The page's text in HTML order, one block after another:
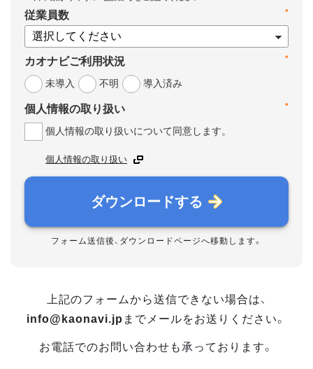
*
従業員数
*
カオナビご利用状況
未導入
不明 導入済み
*
個人情報の取り扱い
個人情報の取り扱いについて同意します。
個人情報の取り扱い
ダウンロードする
フォーム送信後、ダウンロードページへ移動します。
上記のフォームから送信できない場合は、
info@kaonavi.jp までメールをお送りください。
お電話でのお問い合わせも承っております。